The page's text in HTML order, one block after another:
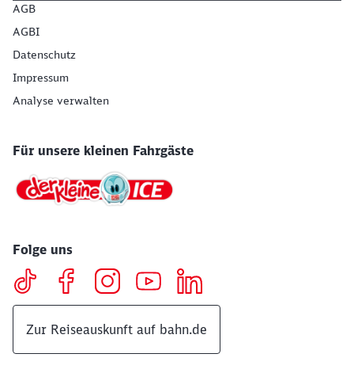
AGB
AGBI
Datenschutz
Impressum
Analyse verwalten
Für unsere kleinen Fahrgäste
Folge uns
Zur Reiseauskunft auf bahn.de